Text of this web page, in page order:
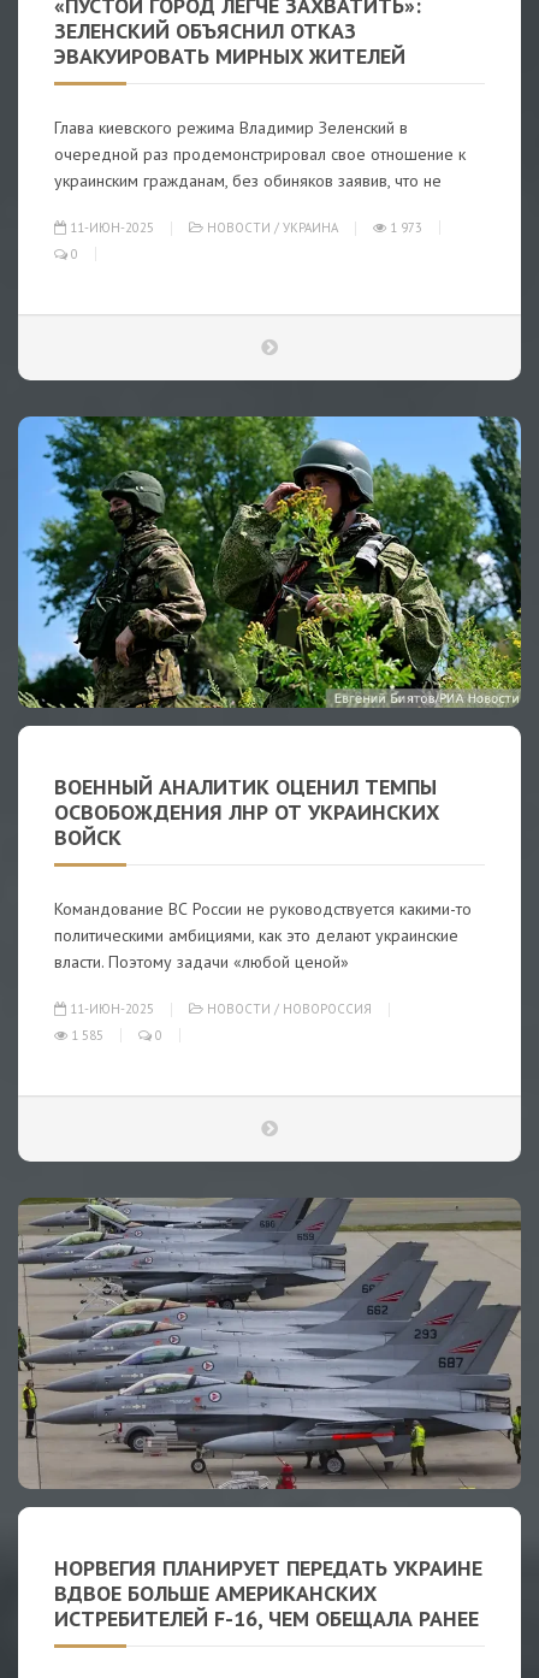
«ПУСТОЙ ГОРОД ЛЕГЧЕ ЗАХВАТИТЬ»:
ЗЕЛЕНСКИЙ ОБЪЯСНИЛ ОТКАЗ
ЭВАКУИРОВАТЬ МИРНЫХ ЖИТЕЛЕЙ
Глава киевского режима Владимир Зеленский в
очередной раз продемонстрировал свое отношение к
украинским гражданам, без обиняков заявив, что не
11-ИЮН-2025 НОВОСТИ / УКРАИНА
1 973
0
ВОЕННЫЙ АНАЛИТИК ОЦЕНИЛ ТЕМПЫ
ОСВОБОЖДЕНИЯ ЛНР ОТ УКРАИНСКИХ
ВОЙСК
Командование ВС России не руководствуется какими-то
политическими амбициями, как это делают украинские
власти. Поэтому задачи «любой ценой»
11-ИЮН-2025 НОВОСТИ / НОВОРОССИЯ
1 585
0
НОРВЕГИЯ ПЛАНИРУЕТ ПЕРЕДАТЬ УКРАИНЕ
ВДВОЕ БОЛЬШЕ АМЕРИКАНСКИХ
ИСТРЕБИТЕЛЕЙ F-16, ЧЕМ ОБЕЩАЛА РАНЕЕ